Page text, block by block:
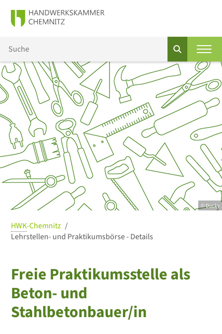
© Ducky
HWK-Chemnitz
Lehrstellen- und Praktikumsbörse - Details
Freie Praktikumsstelle als
Beton- und
Stahlbetonbauer/in